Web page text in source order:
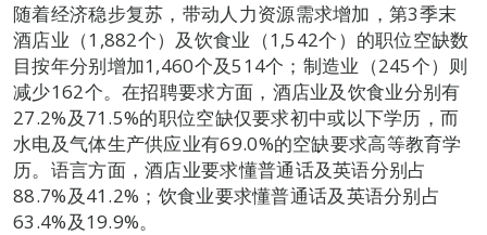
随着经济稳步复苏，带动人力资源需求增加，第3季末
酒店业（1,882个）及饮食业（1,542个）的职位空缺数
目按年分别增加1,460个及514个；制造业（245个）则
减少162个。在招聘要求方面，酒店业及饮食业分别有
27.2%及71.5%的职位空缺仅要求初中或以下学历，而
水电及气体生产供应业有69.0%的空缺要求高等教育学
历。语言方面，酒店业要求懂普通话及英语分别占
88.7%及41.2%；饮食业要求懂普通话及英语分别占
63.4%及19.9%。